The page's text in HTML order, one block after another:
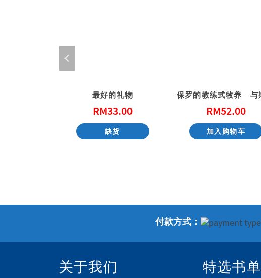
最好的礼物
RM33.00
缺货
RM52.00
加入购物车
付款方式：
关于我们 特选书单